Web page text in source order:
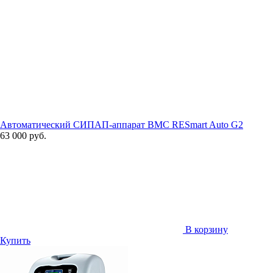
Автоматический СИПАП-аппарат BMC RESmart Auto G2
63 000 руб.
В корзину
Купить